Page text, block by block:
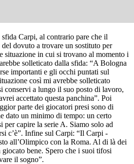
sfida Carpi, al contrario pare che il
dovuto a trovare un sostituto per
situazione in cui si trovano al momento i
solleticato dalla sfida: “A Bologna
importanti e gli occhi puntati sul
così mi avrebbe solleticato
conservi a lungo il suo posto di lavoro,
accettato questa panchina”. Poi
parte dei giocatori presi sono di
dato un minimo di tempo: un certo
per capire la serie A. Siamo solo ad
c’è”. Infine sul Carpi: “Il Carpi -
all’Olimpico con la Roma. Al di là dei
bene. Spero che i suoi tifosi
il sogno”.